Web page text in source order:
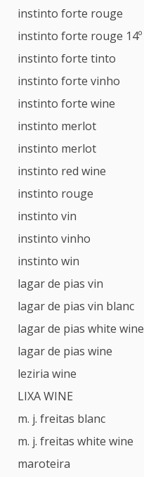
instinto forte rouge
instinto forte rouge 14º
instinto forte tinto
instinto forte vinho
instinto forte wine
instinto merlot
instinto merlot
instinto red wine
instinto rouge
instinto vin
instinto vinho
instinto win
lagar de pias vin
lagar de pias vin blanc
lagar de pias white wine
lagar de pias wine
leziria wine
LIXA WINE
m. j. freitas blanc
m. j. freitas white wine
maroteira